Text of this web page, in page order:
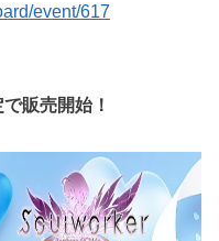
event/617
販売開始！